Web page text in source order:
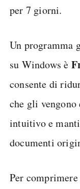
per 7 giorni.
Un programma
su Windows è
consente di
che gli
intuitivo e
documenti
Per